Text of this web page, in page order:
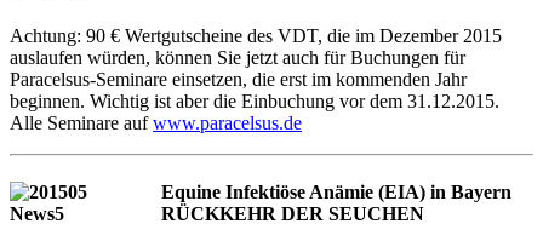
Achtung: 90 € Wertgutscheine des VDT, die im Dezember 2015
auslaufen würden, können Sie jetzt auch für Buchungen für
Paracelsus-Seminare einsetzen, die erst im kommenden Jahr
beginnen. Wichtig ist aber die Einbuchung vor dem 31.12.2015.
Alle Seminare aufwww.paracelsus.de
Equine Infektiöse Anämie (EIA) in Bayern
RÜCKKEHR DER SEUCHEN